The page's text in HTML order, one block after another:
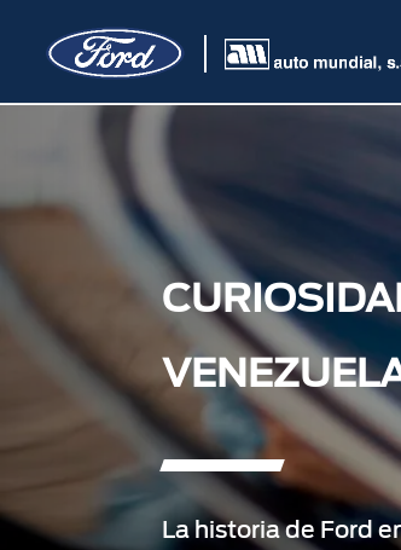
La historia de Ford